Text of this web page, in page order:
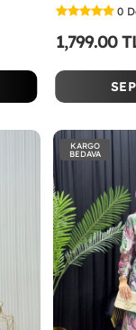
0
1,799.00
KARGO
BEDAVA